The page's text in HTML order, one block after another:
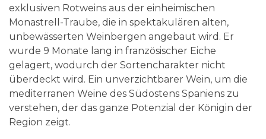
exklusiven Rotweins aus der einheimischen
Monastrell-Traube, die in spektakulären alten,
unbewässerten Weinbergen angebaut wird. Er
wurde 9 Monate lang in französischer Eiche
gelagert, wodurch der Sortencharakter nicht
überdeckt wird. Ein unverzichtbarer Wein, um die
mediterranen Weine des Südostens Spaniens zu
verstehen, der das ganze Potenzial der Königin der
Region zeigt.